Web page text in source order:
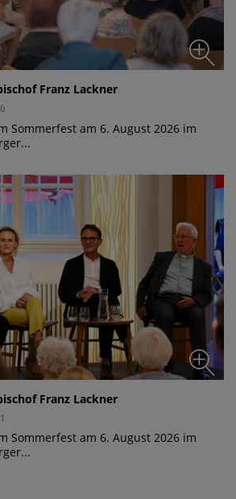
Franz Lackner
Sommerfest am 6. August 2026 im
Franz Lackner
Sommerfest am 6. August 2026 im